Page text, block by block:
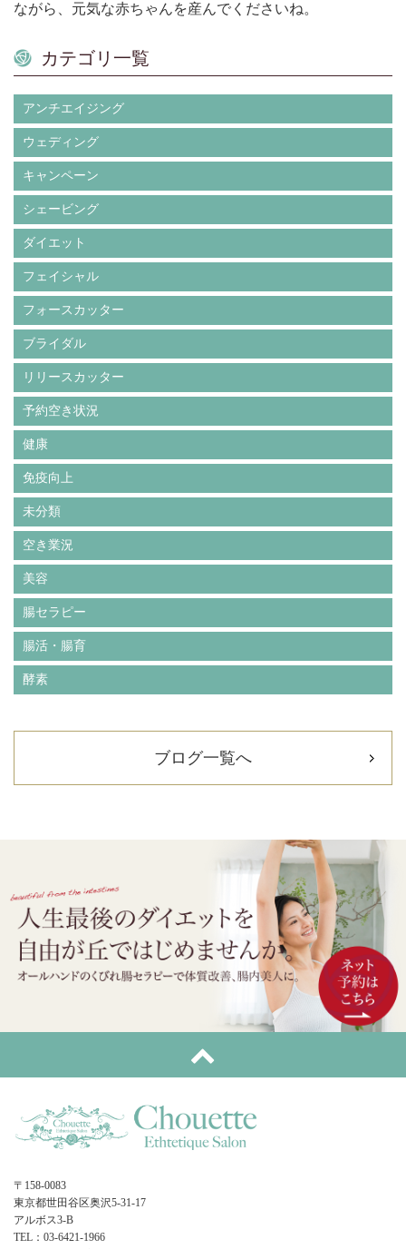
ながら、元気な赤ちゃんを産んでくださいね。
カテゴリ一覧
アンチエイジング
ウェディング
キャンペーン
シェービング
ダイエット
フェイシャル
フォースカッター
ブライダル
リリースカッター
予約空き状況
健康
免疫向上
未分類
空き業況
美容
腸セラピー
腸活・腸育
酵素
ブログ一覧へ
〒158-0083
東京都世田谷区奥沢5-31-17
アルボス3-B
TEL：03-6421-1966